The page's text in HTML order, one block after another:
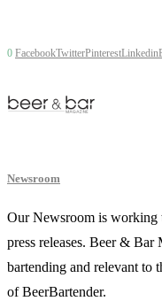
0 FacebookTwitterPinterestLinkedin
Newsroom
Our Newsroom is working
press releases. Beer & Bar
bartending and relevant to
of BeerBartender.